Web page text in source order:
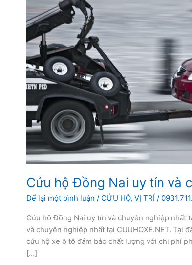
Cứu hộ Đồng Nai uy tín và
Để lại một bình luận / CỨU HỘ,VỊ TRÍ /
Cứu hộ Đồng Nai uy tín và chuyên nghiệp nhất
và chuyên nghiệp nhất tại CUUHOXE.NET. Tại
cứu hộ xe ô tô đảm bảo chất lượng với chi phí
[…]